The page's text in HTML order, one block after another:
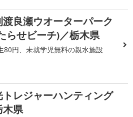
渡良瀬ウオーターパーク
らせビーチ)／栃木県
80円、未就学児無料の親水施設
トレジャーハンティング
木県